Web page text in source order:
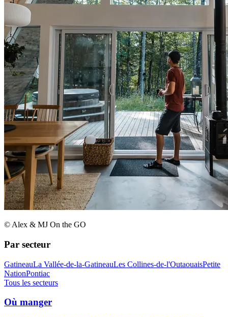
© Alex & MJ On the GO
Par secteur
GatineauLa Vallée-de-la-GatineauLes Collines-de-l'OutaouaisPetite
NationPontiac
Tous les secteurs
Où manger